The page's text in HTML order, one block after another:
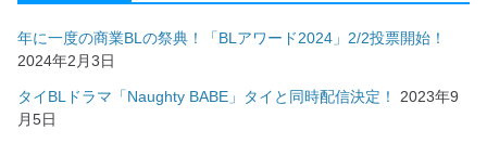
年に一度の商業BLの祭典！「BLアワード2024」2/2投票開始！
2024年2月3日
タイBLドラマ「Naughty BABE」タイと同時配信決定！
2023年9
月5日